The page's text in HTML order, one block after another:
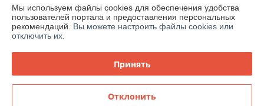
Юридическое лицо:ОАО «Дом торговли»
Витебская обл.,г. Полоцк, ул. Гоголя, 16
Регистрационный номер ЕГР: 300058954
УНП: 300058954
Регистрационный орган: Витебский облисполком
Дата регистрации компании: 12.03.1999
Мы используем файлы cookies для обеспечения удобства
пользователей портала и предоставления персональных
рекомендаций. Вы можете настроить файлы cookies или
отключить их.
Принять
Отклонить